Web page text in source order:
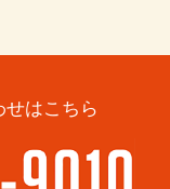
せはこちら